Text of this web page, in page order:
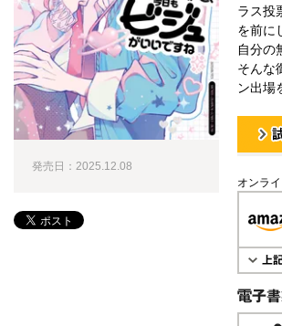
ラス投
を前に
自分の
そんな
ン出場
オンラ
電子書
発売日：2025.12.08